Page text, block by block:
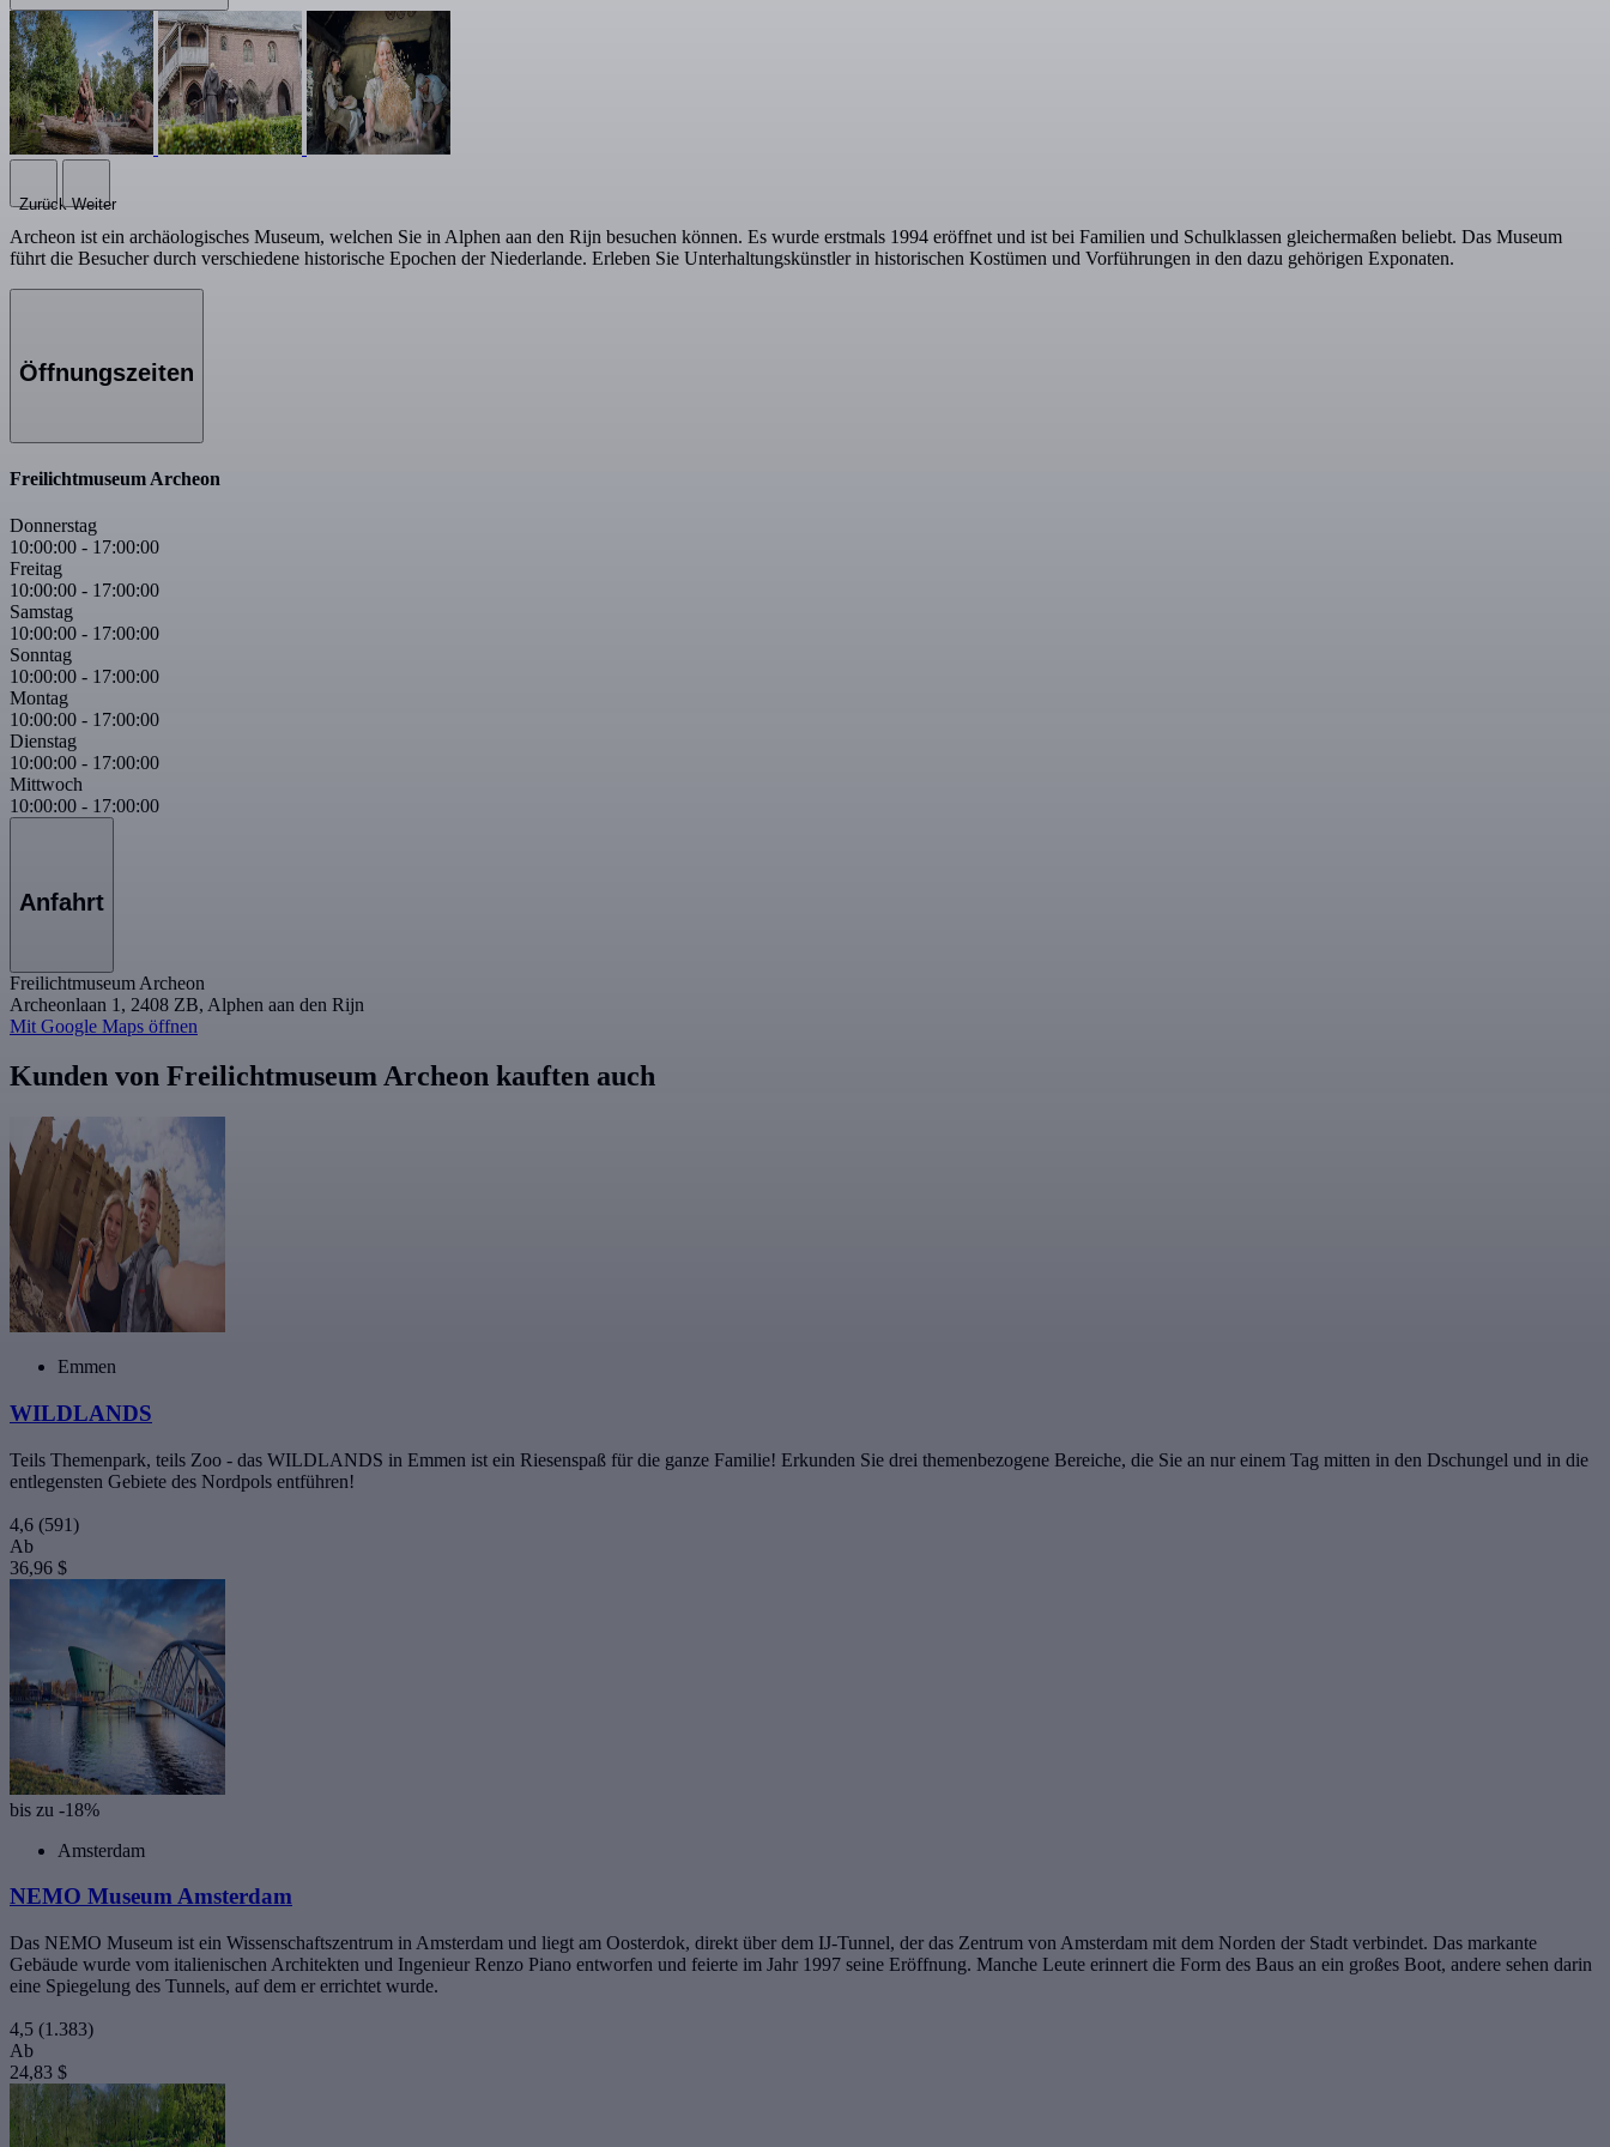
Zurück Weiter
Archeon ist ein archäologisches Museum, welchen Sie in Alphen aan den Rijn besuchen können. Es wurde erstmals 1994 eröffnet und ist bei Familien und Schulklassen gleichermaßen beliebt. Das Museum
führt die Besucher durch verschiedene historische Epochen der Niederlande. Erleben Sie Unterhaltungskünstler in historischen Kostümen und Vorführungen in den dazu gehörigen Exponaten.
Öffnungszeiten
Freilichtmuseum Archeon
Donnerstag
10:00:00 - 17:00:00
Freitag
10:00:00 - 17:00:00
Samstag
10:00:00 - 17:00:00
Sonntag
10:00:00 - 17:00:00
Montag
10:00:00 - 17:00:00
Dienstag
10:00:00 - 17:00:00
Mittwoch
10:00:00 - 17:00:00
Anfahrt
Freilichtmuseum Archeon
Archeonlaan 1, 2408 ZB, Alphen aan den Rijn
Mit Google Maps öffnen
Kunden von Freilichtmuseum Archeon kauften auch
Emmen
WILDLANDS
Teils Themenpark, teils Zoo - das WILDLANDS in Emmen ist ein Riesenspaß für die ganze Familie! Erkunden Sie drei themenbezogene Bereiche, die Sie an nur einem Tag mitten in den Dschungel und in die
entlegensten Gebiete des Nordpols entführen!
4,6 (591)
Ab
36,96 $
bis zu -18%
Amsterdam
NEMO Museum Amsterdam
Das NEMO Museum ist ein Wissenschaftszentrum in Amsterdam und liegt am Oosterdok, direkt über dem IJ-Tunnel, der das Zentrum von Amsterdam mit dem Norden der Stadt verbindet. Das markante
Gebäude wurde vom italienischen Architekten und Ingenieur Renzo Piano entworfen und feierte im Jahr 1997 seine Eröffnung. Manche Leute erinnert die Form des Baus an ein großes Boot, andere sehen darin
eine Spiegelung des Tunnels, auf dem er errichtet wurde.
4,5 (1.383)
Ab
24,83 $